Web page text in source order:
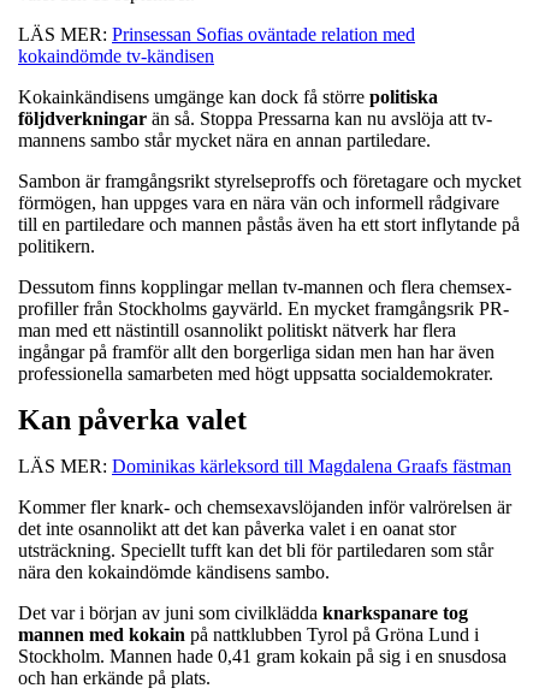
LÄS MER: Prinsessan Sofias oväntade relation med
kokaindömde tv-kändisen
Kokainkändisens umgänge kan dock få större politiska
följdverkningar än så. Stoppa Pressarna kan nu avslöja att tv-
mannens sambo står mycket nära en annan partiledare.
Sambon är framgångsrikt styrelseproffs och företagare och mycket
förmögen, han uppges vara en nära vän och informell rådgivare
till en partiledare och mannen påstås även ha ett stort inflytande på
politikern.
Dessutom finns kopplingar mellan tv-mannen och flera chemsex-
profiller från Stockholms gayvärld. En mycket framgångsrik PR-
man med ett nästintill osannolikt politiskt nätverk har flera
ingångar på framför allt den borgerliga sidan men han har även
professionella samarbeten med högt uppsatta socialdemokrater.
Kan påverka valet
LÄS MER: Dominikas kärleksord till Magdalena Graafs fästman
Kommer fler knark- och chemsexavslöjanden inför valrörelsen är
det inte osannolikt att det kan påverka valet i en oanat stor
utsträckning. Speciellt tufft kan det bli för partiledaren som står
nära den kokaindömde kändisens sambo.
Det var i början av juni som civilklädda knarkspanare tog
mannen med kokain på nattklubben Tyrol på Gröna Lund i
Stockholm. Mannen hade 0,41 gram kokain på sig i en snusdosa
och han erkände på plats.